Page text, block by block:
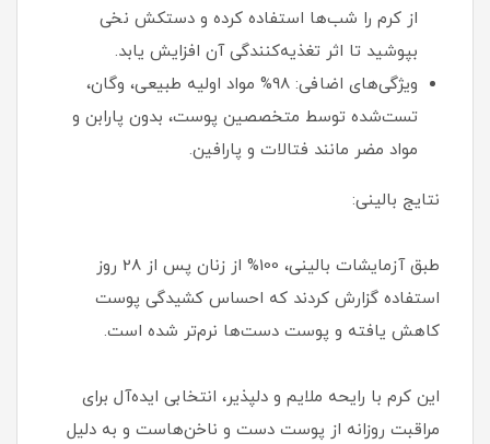
از کرم را شب‌ها استفاده کرده و دستکش نخی
بپوشید تا اثر تغذیه‌کنندگی آن افزایش یابد.
ویژگی‌های اضافی: 98% مواد اولیه طبیعی، وگان،
تست‌شده توسط متخصصین پوست، بدون پارابن و
مواد مضر مانند فتالات و پارافین.
نتایج بالینی:
طبق آزمایشات بالینی، 100% از زنان پس از 28 روز
استفاده گزارش کردند که احساس کشیدگی پوست
کاهش یافته و پوست دست‌ها نرم‌تر شده است.
این کرم با رایحه ملایم و دلپذیر، انتخابی ایده‌آل برای
مراقبت روزانه از پوست دست و ناخن‌هاست و به دلیل